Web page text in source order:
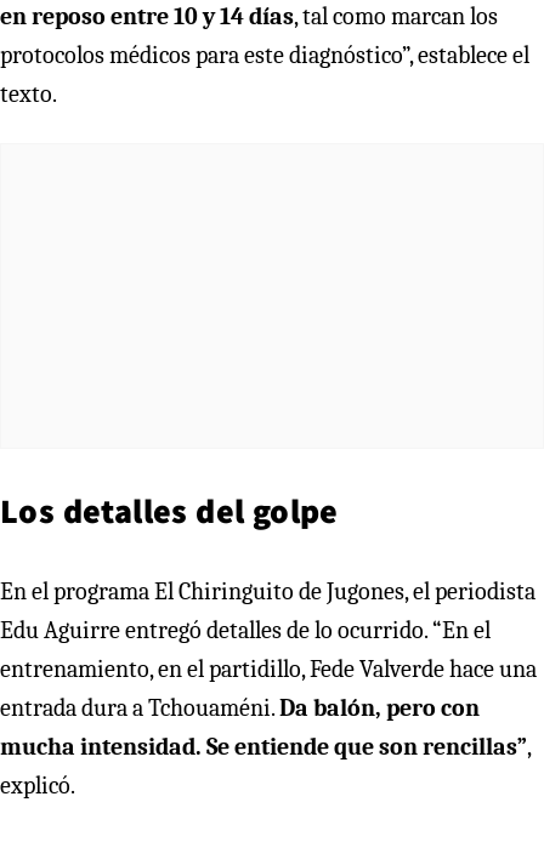
en reposo entre 10 y 14 días, tal como marcan los
protocolos médicos para este diagnóstico”, establece el
texto.
Los detalles del golpe
En el programa El Chiringuito de Jugones, el periodista
Edu Aguirre entregó detalles de lo ocurrido. “En el
entrenamiento, en el partidillo, Fede Valverde hace una
entrada dura a Tchouaméni.Da balón, pero con
mucha intensidad. Se entiende que son rencillas”,
explicó.